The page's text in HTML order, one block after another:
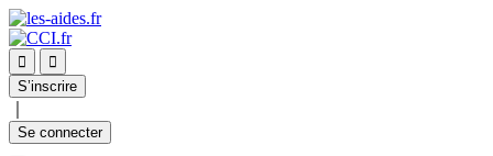


S’inscrire
Se connecter